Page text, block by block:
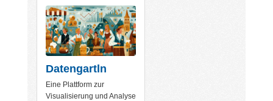
Datengartln
Eine Plattform zur
Visualisierung und Analyse